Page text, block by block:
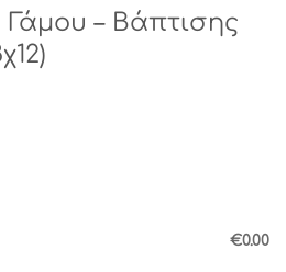
– Βάπτισης
€0.00